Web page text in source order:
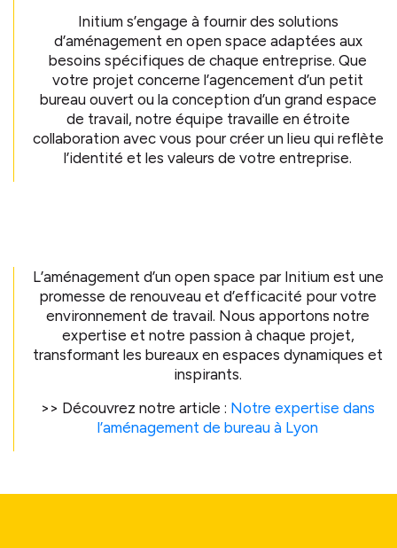
Initium s’engage à fournir des solutions
d’aménagement en open space adaptées aux
besoins spécifiques de chaque entreprise. Que
votre projet concerne l’agencement d’un petit
bureau ouvert ou la conception d’un grand espace
de travail, notre équipe travaille en étroite
collaboration avec vous pour créer un lieu qui reflète
l’identité et les valeurs de votre entreprise.
L’aménagement d’un open space par Initium est une
promesse de renouveau et d’efficacité pour votre
environnement de travail. Nous apportons notre
expertise et notre passion à chaque projet,
transformant les bureaux en espaces dynamiques et
inspirants.
>> Découvrez notre article : Notre expertise dans
l’aménagement de bureau à Lyon